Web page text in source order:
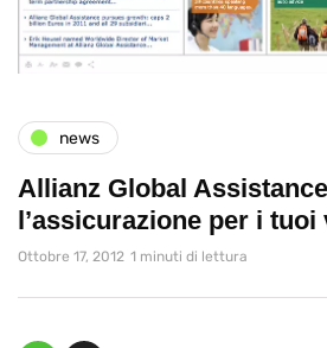
news
Allianz Global
l’assicurazione per i tuoi
Ottobre 17, 2012 1 minuti di lettura